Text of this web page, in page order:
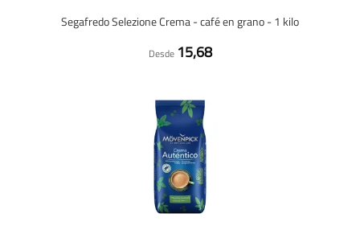
Segafredo Selezione Crema - café en grano - 1 kilo
Desde 15,68